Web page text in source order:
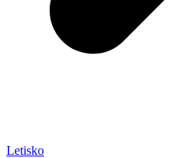
Letisko